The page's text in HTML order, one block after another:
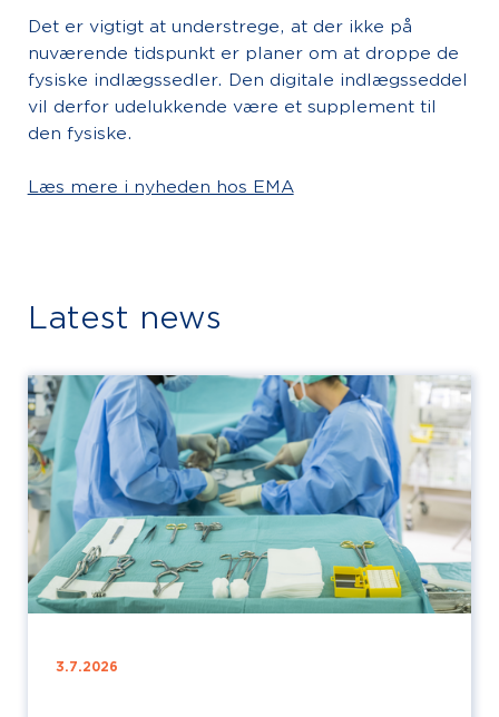
Det er vigtigt at understrege, at der ikke på
nuværende tidspunkt er planer om at droppe de
fysiske indlægssedler. Den digitale indlægsseddel
vil derfor udelukkende være et supplement til
den fysiske.
Læs mere i nyheden hos EMA
Latest news
3.7.2026